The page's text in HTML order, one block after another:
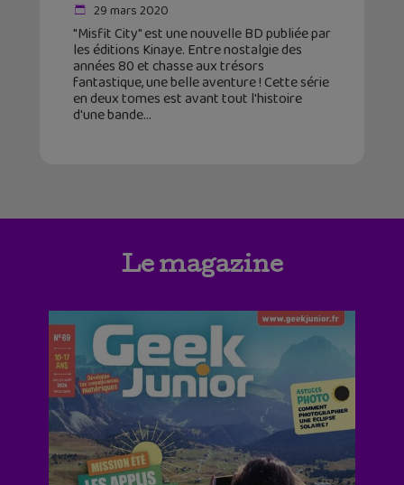
29 mars 2020
"Misfit City" est une nouvelle BD publiée par
les éditions Kinaye. Entre nostalgie des
années 80 et chasse aux trésors
fantastique, une belle aventure ! Cette série
en deux tomes est avant tout l'histoire
d'une bande
Le magazine